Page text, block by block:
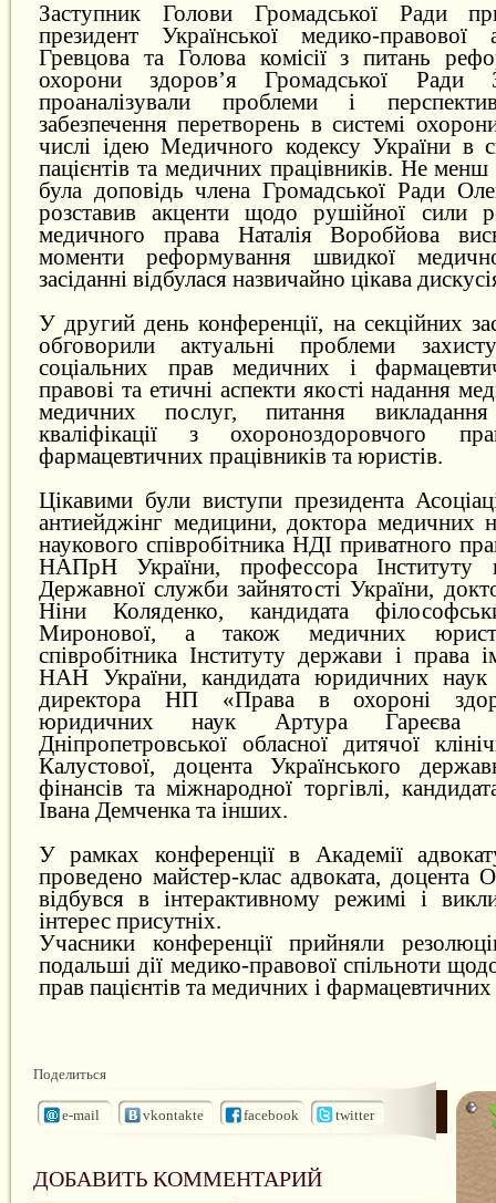
Заступник Голови Громадської Ради
президент Української медико-правової
Гревцова та Голова комісії з питань
охорони здоров’я Громадської Ради
проаналізували проблеми і
забезпечення перетворень в системі
числі ідею Медичного кодексу України в
пацієнтів та медичних працівників. Не
була доповідь члена Громадської Ради
розставив акценти щодо рушійної сили
медичного права Наталія Воробйова
моменти реформування швидкої
засіданні відбулася назвичайно цікава
У другий день конференції, на секційних
обговорили актуальні проблеми
соціальних прав медичних і
правові та етичні аспекти якості надання
медичних послуг, питання
кваліфікації з охороноздоровчого
фармацевтичних працівників та юристів.
Цікавими були виступи президента
антиейджінг медицини, доктора медичних
наукового співробітника НДІ приватного
НАПрН України, профессора Інституту
Державної служби зайнятості України,
Ніни Коляденко, кандидата
Миронової, а також медичних
співробітника Інституту держави і права
НАН України, кандидата юридичних наук
директора НП «Права в охороні
юридичних наук Артура Гареєва
Дніпропетровської обласної дитячої
Калустової, доцента Українського
фінансів та міжнародної торгівлі,
Івана Демченка та інших.
У рамках конференції в Академії
проведено майстер-клас адвоката, доцента
відбувся в інтерактивному режимі і
інтерес присутніх.
Учасники конференції прийняли
подальші дії медико-правової спільноти
прав пацієнтів та медичних і фармацевтичних
Поделиться
e-mail vkontakte facebook twitter
ДОБАВИТЬ КОММЕНТАРИЙ